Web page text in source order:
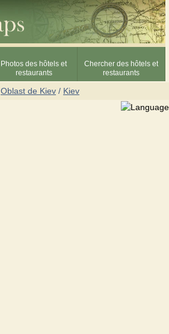
Photos des hôtels et
restaurants
Chercher des hôtels et
restaurants
Oblast de Kiev / Kiev